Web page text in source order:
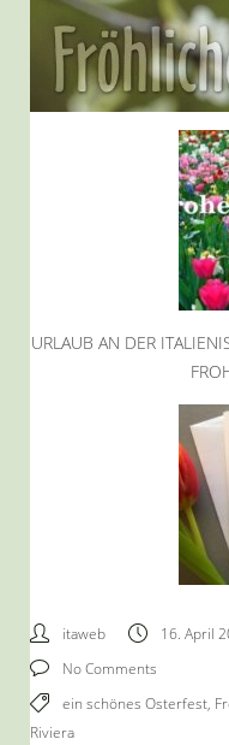
URLAUB AN DER
itaweb 16. April
No Comments
ein schönes Osterfest,
Riviera